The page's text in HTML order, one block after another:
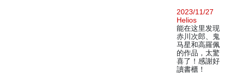
2023/11/27
Helios
能在这里发现
赤川次郎、鬼
马星和高羅佩
的作品，太驚
喜了！感謝好
讀書櫃！